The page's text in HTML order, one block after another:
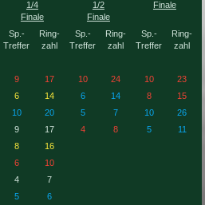
1/4
Finale
1/2
Finale
Finale
Sp.-
Treffer
Ring-
zahl
Sp.-
Treffer
Ring-
zahl
Sp.-
Treffer
Ring-
zahl
9 17 10 24 10
23
6 14 6 14 8
15
10 20 5 7 10
26
9 17 4 8 5
11
8
16
6
10
4
7
5 6